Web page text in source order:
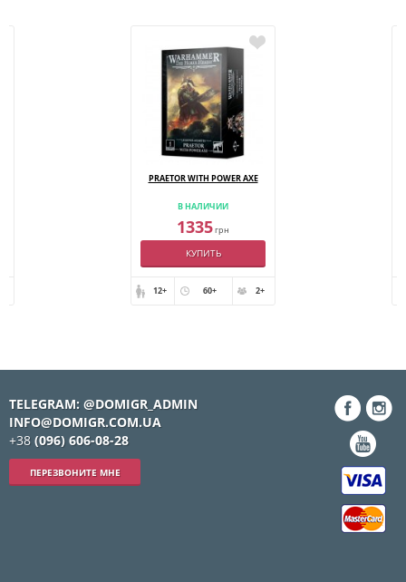
PRAETOR WITH POWER AXE
В НАЛИЧИИ
1335грн
КУПИТЬ
12+ 60+ 2+
TELEGRAM: @DOMIGR_ADMIN
INFO@DOMIGR.COM.UA
+38 (096) 606-08-28
ПЕРЕЗВОНИТЕ МНЕ